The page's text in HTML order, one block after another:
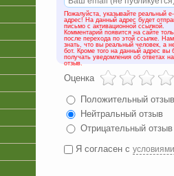
Пожалуйста, указывайте реальный
адрес! На данный адрес будет
письмо с активационной ссылкой.
Комментарий появится на сайте
после перехода по этой ссылке.
знать, что вы реальный человек, а
бот. Кроме того на данный адрес вы
получать уведомления об ответах
отзыв.
Оценка
Положительный отзыв
Нейтральный отзыв
Отрицательный отзыв
Я согласен с